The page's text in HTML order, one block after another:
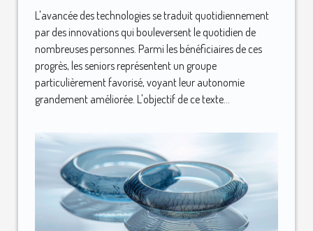
L'avancée des technologies se traduit quotidiennement
par des innovations qui bouleversent le quotidien de
nombreuses personnes. Parmi les bénéficiaires de ces
progrès, les seniors représentent un groupe
particulièrement favorisé, voyant leur autonomie
grandement améliorée. L'objectif de ce texte...